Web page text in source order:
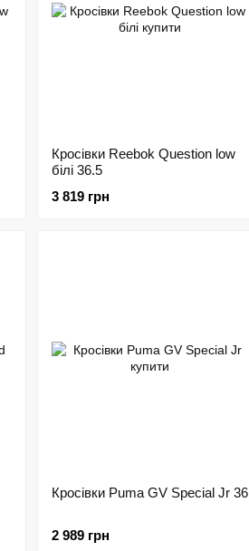
Кросівки Reebok Question low
білі 36.5
3 819 грн
Кросівки Puma GV Special Jr 36
2 989 грн